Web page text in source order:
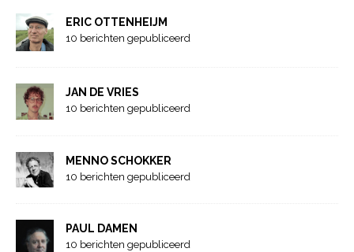
ERIC OTTENHEIJM
10 berichten gepubliceerd
JAN DE VRIES
10 berichten gepubliceerd
MENNO SCHOKKER
10 berichten gepubliceerd
PAUL DAMEN
10 berichten gepubliceerd